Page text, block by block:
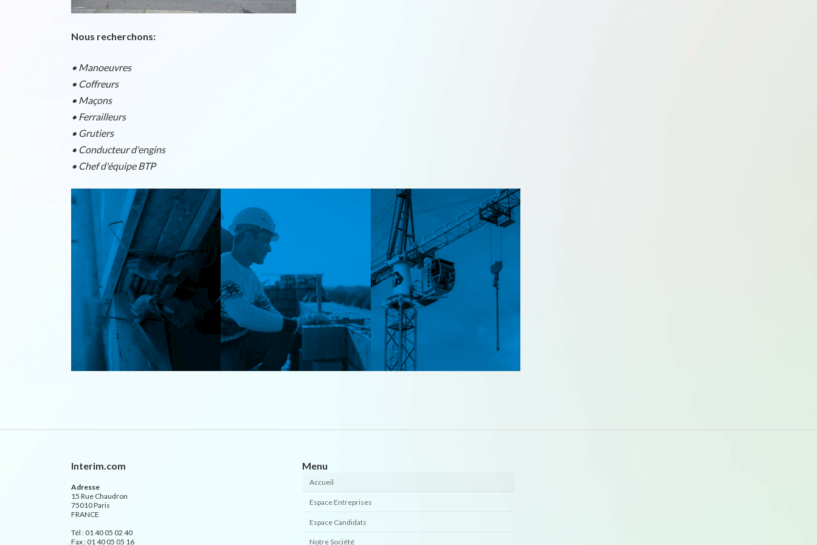
Nous recherchons:
• Manoeuvres
• Coffreurs
• Maçons
• Ferrailleurs
• Grutiers
• Conducteur d'engins
• Chef d'équipe BTP
Interim.com
Adresse
15 Rue Chaudron
75010 Paris
FRANCE
Tél : 01 40 05 02 40
Fax : 01 40 05 05 16
Menu
Accueil
Espace Entreprises
Espace Candidats
Notre Société